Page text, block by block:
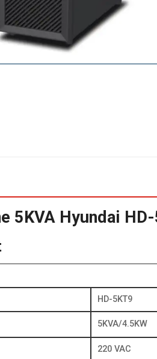
5KVA Hyundai
HD-5KT9
5KVA/4.5KW
220 VAC